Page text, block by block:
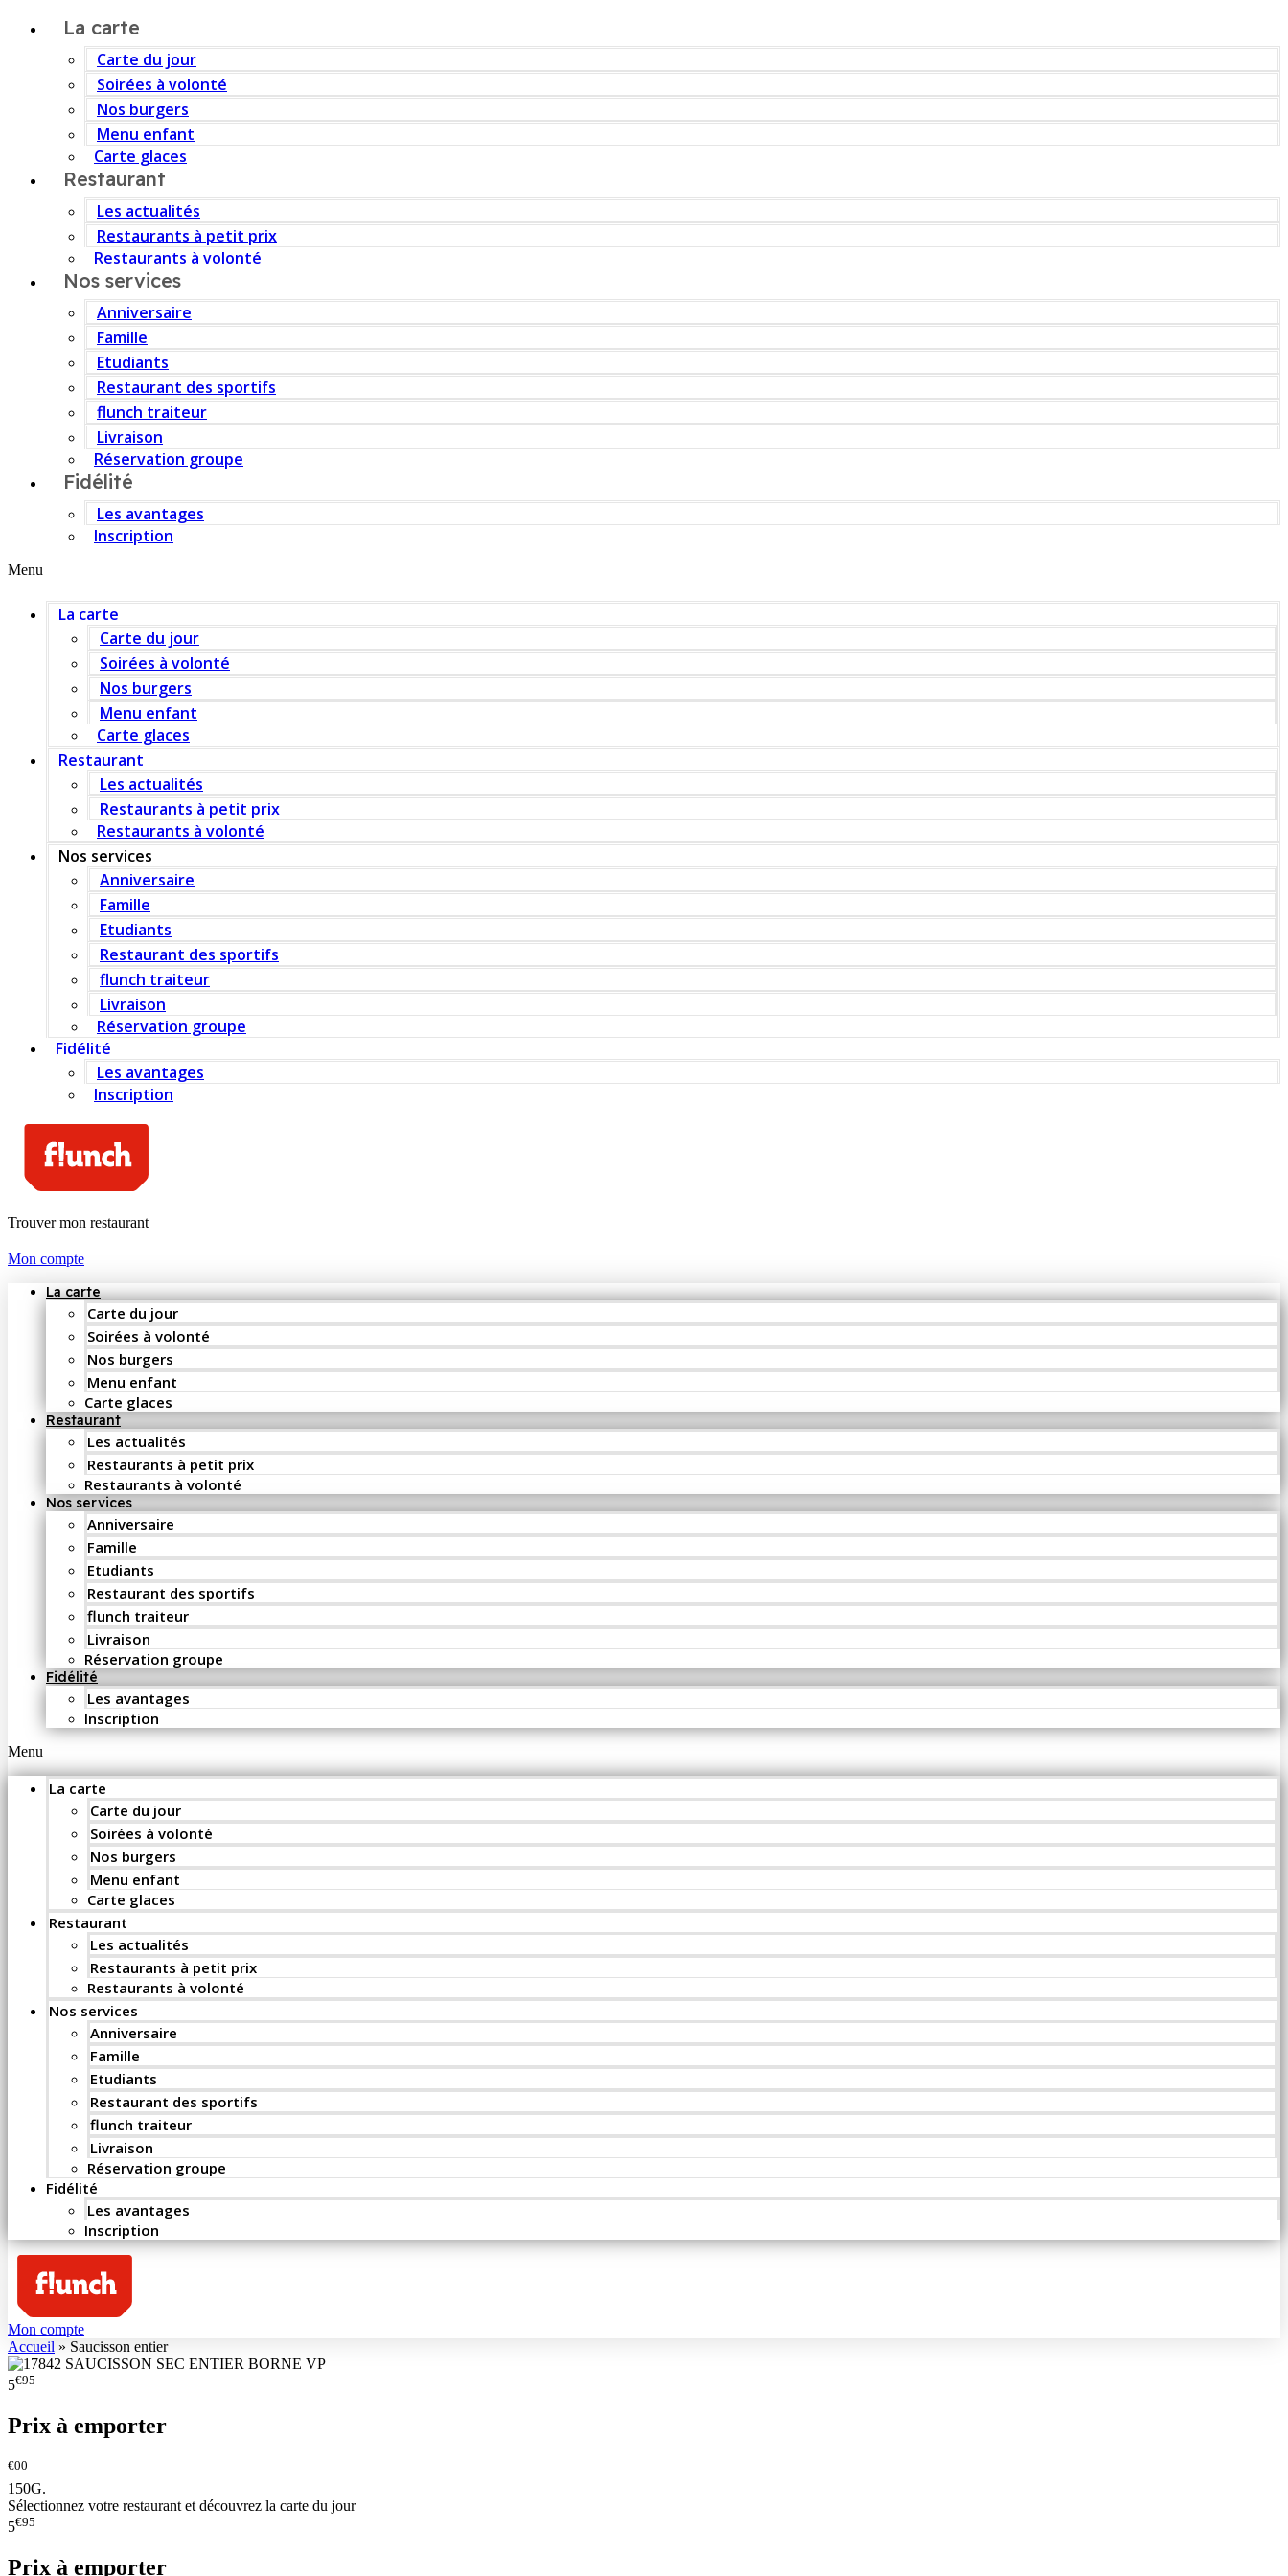
La carte
Carte du jour
Soirées à volonté
Nos burgers
Menu enfant
Carte glaces
Restaurant
Les actualités
Restaurants à petit prix
Restaurants à volonté
Nos services
Anniversaire
Famille
Etudiants
Restaurant des sportifs
flunch traiteur
Livraison
Réservation groupe
Fidélité
Les avantages
Inscription
Menu
La carte
Carte du jour
Soirées à volonté
Nos burgers
Menu enfant
Carte glaces
Restaurant
Les actualités
Restaurants à petit prix
Restaurants à volonté
Nos services
Anniversaire
Famille
Etudiants
Restaurant des sportifs
flunch traiteur
Livraison
Réservation groupe
Fidélité
Les avantages
Inscription
Trouver mon restaurant
Mon compte
La carte
Carte du jour
Soirées à volonté
Nos burgers
Menu enfant
Carte glaces
Restaurant
Les actualités
Restaurants à petit prix
Restaurants à volonté
Nos services
Anniversaire
Famille
Etudiants
Restaurant des sportifs
flunch traiteur
Livraison
Réservation groupe
Fidélité
Les avantages
Inscription
Menu
La carte
Carte du jour
Soirées à volonté
Nos burgers
Menu enfant
Carte glaces
Restaurant
Les actualités
Restaurants à petit prix
Restaurants à volonté
Nos services
Anniversaire
Famille
Etudiants
Restaurant des sportifs
flunch traiteur
Livraison
Réservation groupe
Fidélité
Les avantages
Inscription
Mon compte
Accueil » Saucisson entier
5€95
Prix à emporter
€00
150G.
Sélectionnez votre restaurant et découvrez la carte du jour
5€95
Prix à emporter